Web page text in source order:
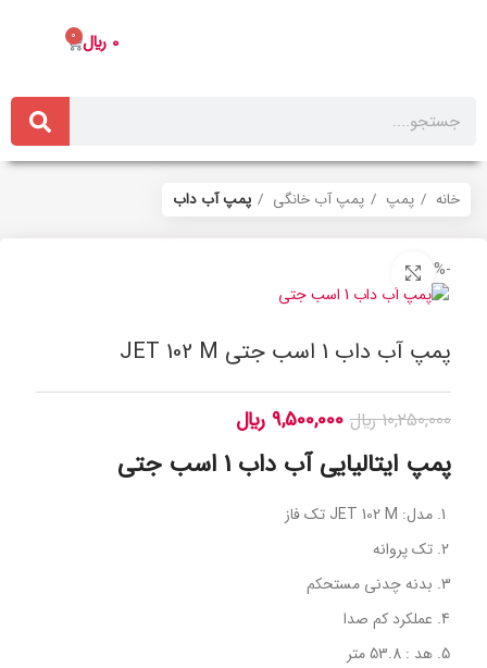
0 ﷼ 0
خانه پمپ پمپ آب خانگی پمپ آب داب
-7%
پمپ آب داب 1 اسب جتی JET 102 M
10,250,000﷼ 9,500,000 ﷼
پمپ ایتالیایی آب داب 1 اسب جتی
مدل: JET 102 M تک فاز
تک پروانه
بدنه چدنی مستحکم
عملکرد کم صدا
هد : 53.8 متر